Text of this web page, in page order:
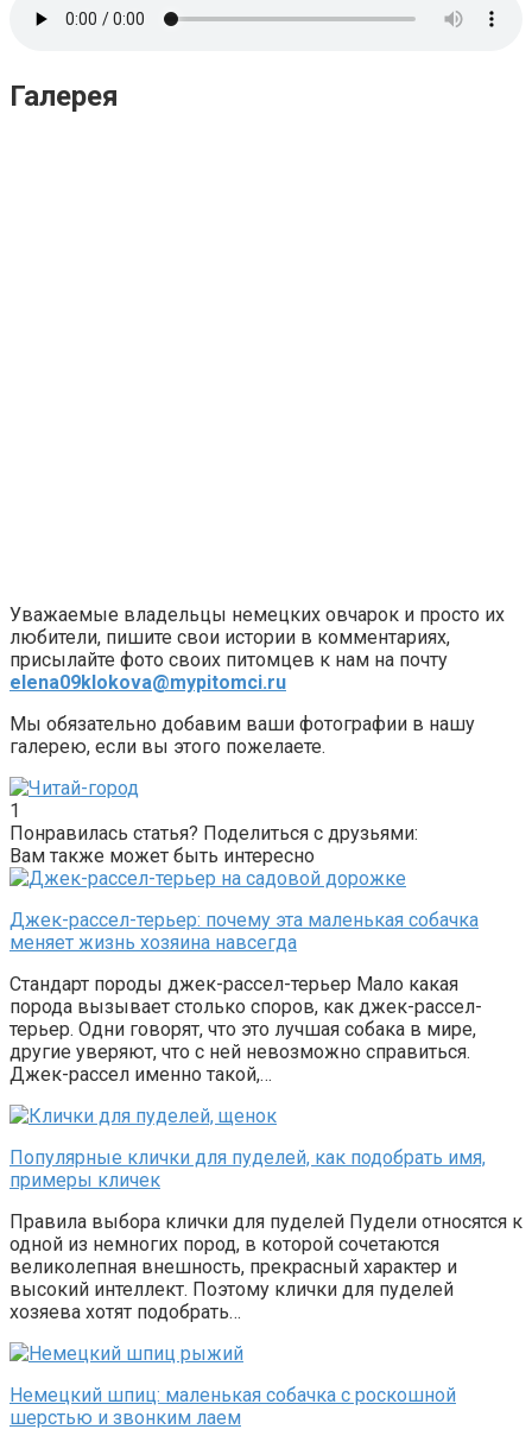
Галерея
Уважаемые владельцы немецких овчарок и просто их
любители, пишите свои истории в комментариях,
присылайте фото своих питомцев к нам на почту
elena09klokova@mypitomci.ru
Мы обязательно добавим ваши фотографии в нашу
галерею, если вы этого пожелаете.
1
Понравилась статья? Поделиться с друзьями:
Вам также может быть интересно
Джек-рассел-терьер: почему эта маленькая собачка
меняет жизнь хозяина навсегда
Стандарт породы джек-рассел-терьер Мало какая
порода вызывает столько споров, как джек-рассел-
терьер. Одни говорят, что это лучшая собака в мире,
другие уверяют, что с ней невозможно справиться.
Джек-рассел именно такой,…
Популярные клички для пуделей, как подобрать имя,
примеры кличек
Правила выбора клички для пуделей Пудели относятся к
одной из немногих пород, в которой сочетаются
великолепная внешность, прекрасный характер и
высокий интеллект. Поэтому клички для пуделей
хозяева хотят подобрать…
Немецкий шпиц: маленькая собачка с роскошной
шерстью и звонким лаем